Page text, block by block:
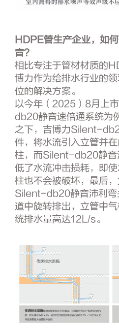
HDPE管生产企业，如
音？
相比专注于管材材质的
博力作为给排水行业的
位的解决方案。
以今年（2025）8月上
db20静音速倍通系统为
之下，吉博力Silent-
件，将水流引入立管并
柱，而Silent-db20静音
低了水流冲击损耗，即
柱也不会被破坏，最后
Silent-db20静音沛利弯
道中旋转排出，立管中
统排水量高达12L/s。